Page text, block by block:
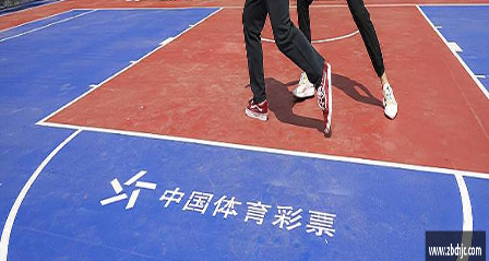
设中一个重要的研究领域。随着篮球运动的普及和比赛强度的提
升，球员在场地上的运动需求日益增大，对场地的防滑性和安全
性提出了更高的要求。篮球场地的防滑处理不仅影响比赛的质量
和安全，还关系到运动员的健康与表现。本文将从四个方面详细
探讨篮球场地防滑处理技术及材料应用的研究与效果分析：一是
防滑材料的选择与应用，二是场地表面处理工艺，三是防滑性能
测试与评估方法，四是防滑效果的实践应用与未来展望。通过这
些方面的分析，本文将深入剖析篮球场地防滑处理的技术背景、